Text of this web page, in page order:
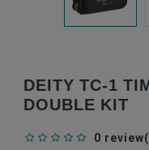
DEITY TC-1
DOUBLE KIT
0